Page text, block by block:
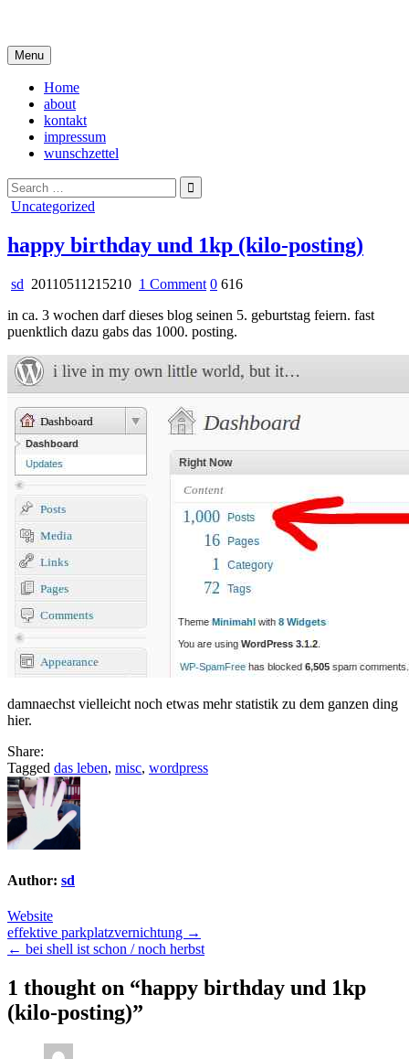
content
Menu
Home
about
kontakt
impressum
wunschzettel
Search
for:
Posted
Uncategorized
happy birthday und 1kp (kilo-posting)
sd 20110511215210 1 Commenton
birthday
und
(kilo-
posting)
0 616
in ca. 3 wochen darf dieses blog seinen 5. geburtstag feiern. fast
puenktlich dazu gabs das 1000. posting.
damnaechst vielleicht noch etwas mehr statistik zu dem ganzen ding
hier.
Share:
Tagged das leben, misc, wordpress
Author: sd
Website
Post
navigation
effektive parkplatzvernichtung →
← bei shell ist schon / noch herbst
1 thought on “happy birthday und 1kp
(kilo-posting)”